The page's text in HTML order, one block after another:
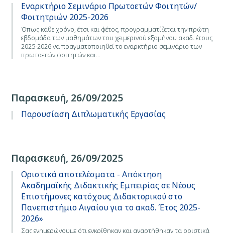
Εναρκτήριο Σεμινάριο Πρωτοετών Φοιτητών/
Φοιτητριών 2025-2026
Όπως κάθε χρόνο, έτσι και φέτος, προγραμματίζεται την πρώτη
εβδομάδα των μαθημάτων του χειμερινού εξαμήνου ακαδ. έτους
2025-2026 να πραγματοποιηθεί το εναρκτήριο σεμινάριο των
πρωτοετών φοιτητών και…
Παρασκευή, 26/09/2025
Παρουσίαση Διπλωματικής Εργασίας
Παρασκευή, 26/09/2025
Οριστικά αποτελέσματα - Απόκτηση
Ακαδημαϊκής Διδακτικής Εμπειρίας σε Νέους
Επιστήμονες κατόχους Διδακτορικού στο
Πανεπιστήμιο Αιγαίου για το ακαδ. Έτος 2025-
2026»
Σας ενημερώνουμε ότι εγκρίθηκαν και αναρτήθηκαν τα οριστικά